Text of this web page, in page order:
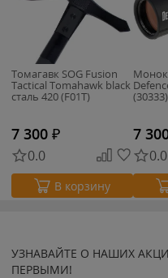
Томагавк SOG Fusion
Tactical Tomahawk black
сталь 420 (F01T)
7 300 ₽
0.0
В корзину
(30333)
7
0.0
УЗНАВАЙТЕ О НАШИХ
ПЕРВЫМИ!